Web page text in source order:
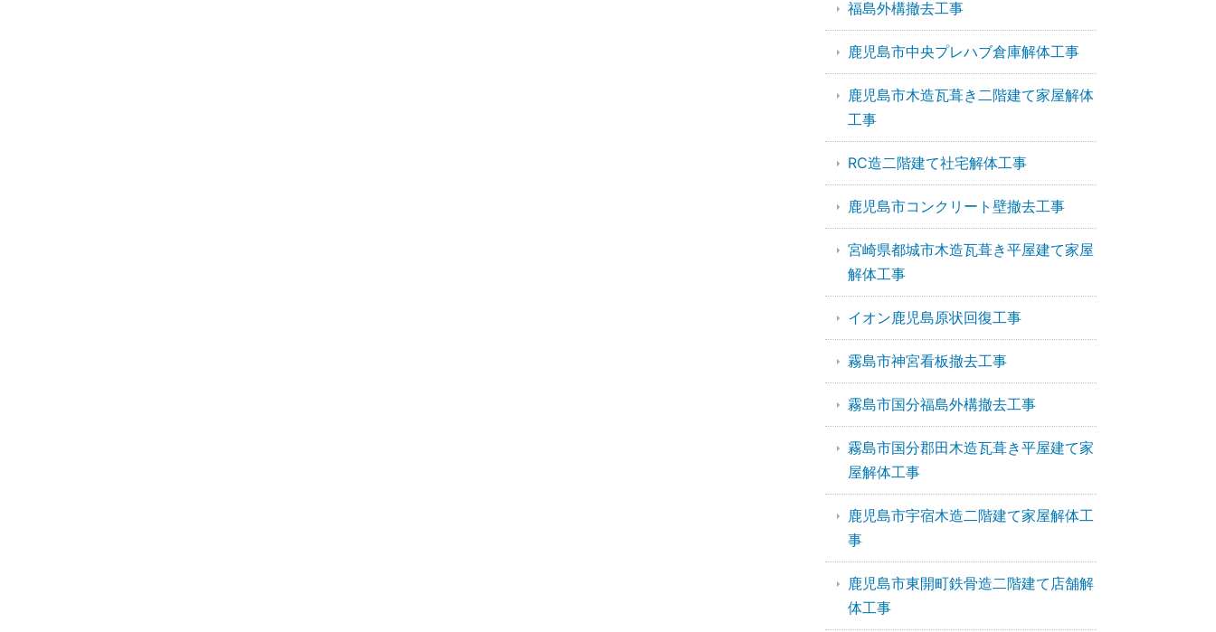
福島外構撤去工事
鹿児島市中央プレハブ倉庫解体工事
鹿児島市木造瓦葺き二階建て家屋解体
工事
RC造二階建て社宅解体工事
鹿児島市コンクリート壁撤去工事
宮崎県都城市木造瓦葺き平屋建て家屋
解体工事
イオン鹿児島原状回復工事
霧島市神宮看板撤去工事
霧島市国分福島外構撤去工事
霧島市国分郡田木造瓦葺き平屋建て家
屋解体工事
鹿児島市宇宿木造二階建て家屋解体工
事
鹿児島市東開町鉄骨造二階建て店舗解
体工事